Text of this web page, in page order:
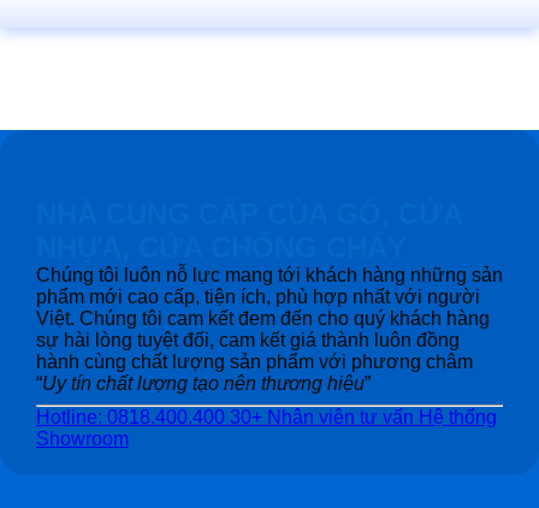
Chúng tôi luôn nỗ lực mang tới khách hàng những sản
phẩm mới cao cấp, tiện ích, phù hợp nhất với người
Việt. Chúng tôi cam kết đem đến cho quý khách hàng
sự hài lòng tuyệt đối, cam kết giá thành luôn đồng
hành cùng chất lượng sản phẩm với phương châm
“Uy tín chất lượng tạo nên thương hiệu”
Hotline: 0818.400.400 30+ Nhân viên tư vấn Hệ thống
Showroom